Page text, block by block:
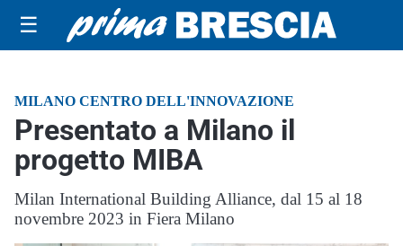
☰
MILANO CENTRO DELL'INNOVAZIONE
Presentato a Milano il
progetto MIBA
Milan International Building Alliance, dal 15 al 18
novembre 2023 in Fiera Milano